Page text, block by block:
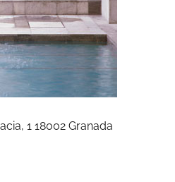
1 18002 Granada